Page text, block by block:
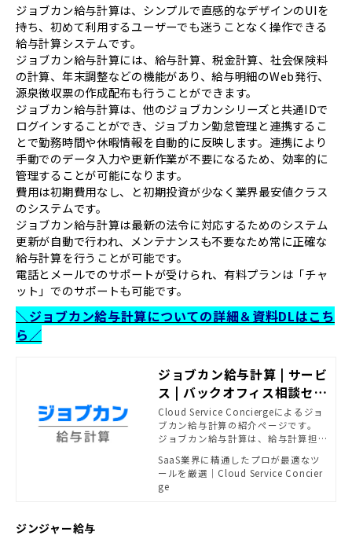
ジョブカン給与計算は、シンプルで直感的なデザインのUIを
持ち、初めて利用するユーザーでも迷うことなく操作できる
給与計算システムです。
ジョブカン給与計算には、給与計算、税金計算、社会保険料
の計算、年末調整などの機能があり、給与明細のWeb発行、
源泉徴収票の作成配布も行うことができます。
ジョブカン給与計算は、他のジョブカンシリーズと共通IDで
ログインすることができ、ジョブカン勤怠管理と連携するこ
とで勤務時間や休暇情報を自動的に反映します。連携により
手動でのデータ入力や更新作業が不要になるため、効率的に
管理することが可能になります。
費用は初期費用なし、と初期投資が少なく業界最安値クラス
のシステムです。
ジョブカン給与計算は最新の法令に対応するためのシステム
更新が自動で行われ、メンテナンスも不要なため常に正確な
給与計算を行うことが可能です。
電話とメールでのサポートが受けられ、有料プランは「チャ
ット」でのサポートも可能です。
＼ジョブカン給与計算についての詳細＆資料DLはこち
ら／
ジョブカン給与計算 | サービ
ス | バックオフィス相談セン
ター - SB C&Sがおすすめす
る法務・経理ソリューショ
ン | powered by Cloud Se
rvice Concierge
Cloud Service Conciergeによるジョ
ブカン給与計算の紹介ページです。
ジョブカン給与計算は、給与計算担
能を持ったクラウド給与計算システ
ムです。
SaaS業界に精通したプロが最適なツ
ールを厳選｜Cloud Service Concier
ge
ジンジャー給与